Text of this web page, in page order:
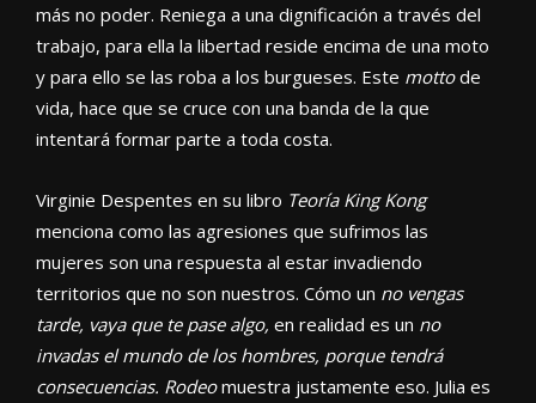
más no poder. Reniega a una dignificación a través del
trabajo, para ella la libertad reside encima de una moto
y para ello se las roba a los burgueses. Este mottode
vida, hace que se cruce con una banda de la que
intentará formar parte a toda costa.
Virginie Despentes en su libro Teoría King Kong
menciona como las agresiones que sufrimos las
mujeres son una respuesta al estar invadiendo
territorios que no son nuestros. Cómo un no vengas
tarde, vaya que te pase algo, en realidad es un no
invadas el mundo de los hombres, porque tendrá
consecuencias. Rodeomuestra justamente eso. Julia es